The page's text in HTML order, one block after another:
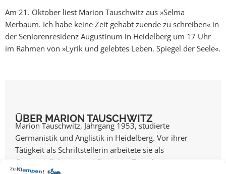
Am 21. Oktober liest Marion Tauschwitz aus »Selma
Merbaum. Ich habe keine Zeit gehabt zuende zu schreiben« in
der Seniorenresidenz Augustinum in Heidelberg um 17 Uhr
im Rahmen von »Lyrik und gelebtes Leben. Spiegel der Seele«.
ÜBER MARION TAUSCHWITZ
Marion Tauschwitz, Jahrgang 1953, studierte
Germanistik und Anglistik in Heidelberg. Vor ihrer
Tätigkeit als Schriftstellerin arbeitete sie als
Gymnasiallehrerin und Dozentin. Tauschwitz war engste